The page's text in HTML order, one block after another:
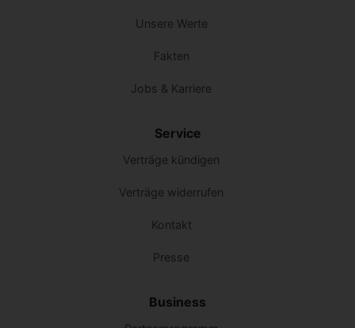
Unsere Werte
Fakten
Jobs & Karriere
Service
Verträge kündigen
Verträge widerrufen
Kontakt
Presse
Business